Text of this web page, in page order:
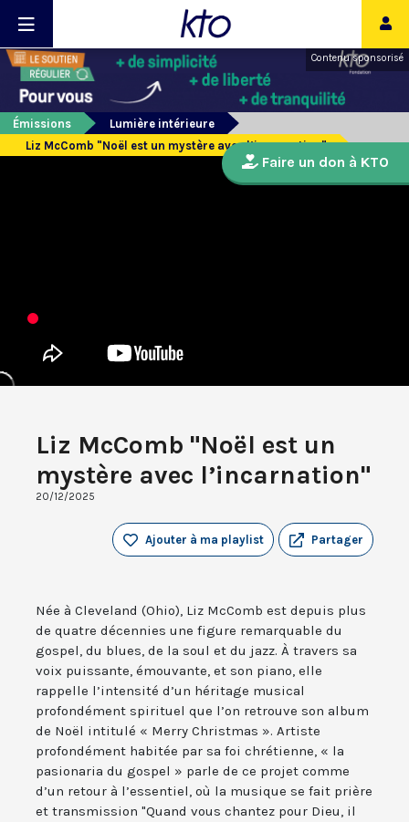
Contenu sponsorisé
Émissions
Lumière intérieure
Liz McComb "Noël est un mystère avec l’incarnation"
Liz McComb "Noël est un
mystère avec l’incarnation"
20/12/2025
Partager
Ajouter à ma playlist
Née à Cleveland (Ohio), Liz McComb est depuis plus
de quatre décennies une figure remarquable du
gospel, du blues, de la soul et du jazz. À travers sa
voix puissante, émouvante, et son piano, elle
rappelle l’intensité d’un héritage musical
profondément spirituel que l’on retrouve son album
de Noël intitulé « Merry Christmas ». Artiste
profondément habitée par sa foi chrétienne, « la
pasionaria du gospel » parle de ce projet comme
d’un retour à l’essentiel, où la musique se fait prière
et transmission "Quand vous chantez pour Dieu, il
Faire un don à KTO